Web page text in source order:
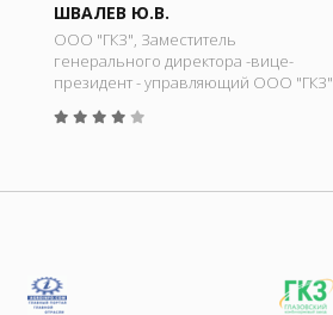
ШВАЛЕВ Ю.В.
ООО "ГКЗ", Заместитель
генерального директора -вице-
президент - управляющий ООО "ГКЗ"